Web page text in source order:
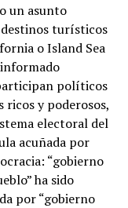
un asunto
turísticos
o Island Sea
políticos
ricos y poderosos,
electoral del
acuñada por
“gobierno
ha sido
por “gobierno